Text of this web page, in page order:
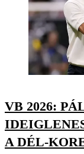
VB 2026:
A DÉL-